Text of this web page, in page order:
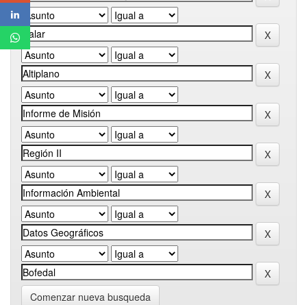
Comenzar nueva busqueda